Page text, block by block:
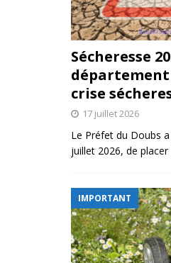
Sécheresse
département
crise
17 juillet 2026
Le Préfet du Doubs
juillet 2026, de placer
IMPORTANT